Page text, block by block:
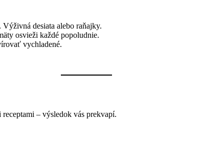
desiata alebo raňajky.
osvieži každé popoludnie.
vychladené.
– výsledok vás prekvapí.